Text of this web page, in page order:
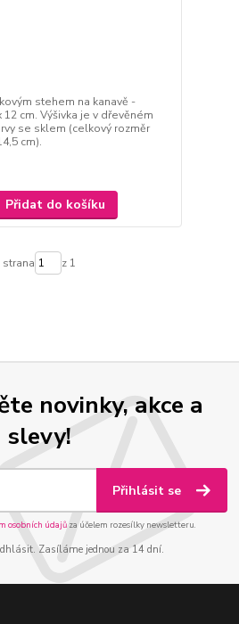
stehem na kanavě -
12 cm. Výšivka je v dřevěném
se sklem (celkový rozměr
cm).
Přidat do košíku
strana z 1
novinky, akce a
slevy!
Přihlásit se
osobních údajůza účelem rozesílky newsletteru.
Zasíláme jednou za 14 dní.